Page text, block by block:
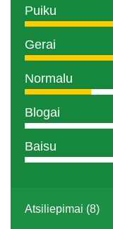
Puiku
Gerai
Normalu
Blogai
Baisu
Atsiliepimai (8)